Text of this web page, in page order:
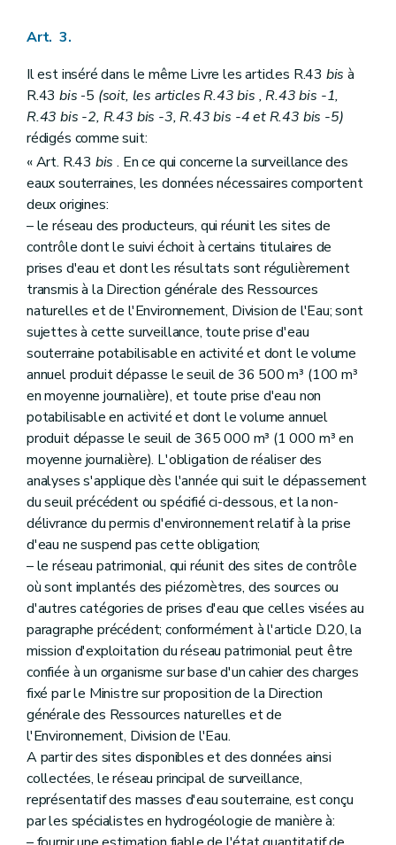
Art. 3.
Il est inséré dans le même Livre les articles R.43 bis à
R.43bis -5 (soit, les articles R.43bis , R.43bis -1,
R.43bis -2, R.43 bis -3, R.43bis -4 et R.43 bis -5)
rédigés comme suit:
« Art. R.43 bis . En ce qui concerne la surveillance des
eaux souterraines, les données nécessaires comportent
deux origines:
– le réseau des producteurs, qui réunit les sites de
contrôle dont le suivi échoit à certains titulaires de
prises d'eau et dont les résultats sont régulièrement
transmis à la Direction générale des Ressources
naturelles et de l'Environnement, Division de l'Eau; sont
sujettes à cette surveillance, toute prise d'eau
souterraine potabilisable en activité et dont le volume
annuel produit dépasse le seuil de 36 500 m³ (100 m³
en moyenne journalière), et toute prise d'eau non
potabilisable en activité et dont le volume annuel
produit dépasse le seuil de 365 000 m³ (1 000 m³ en
moyenne journalière). L'obligation de réaliser des
analyses s'applique dès l'année qui suit le dépassement
du seuil précédent ou spécifié ci-dessous, et la non-
délivrance du permis d'environnement relatif à la prise
d'eau ne suspend pas cette obligation;
– le réseau patrimonial, qui réunit des sites de contrôle
où sont implantés des piézomètres, des sources ou
d'autres catégories de prises d'eau que celles visées au
paragraphe précédent; conformément à l'article D.20, la
mission d'exploitation du réseau patrimonial peut être
confiée à un organisme sur base d'un cahier des charges
fixé par le Ministre sur proposition de la Direction
générale des Ressources naturelles et de
l'Environnement, Division de l'Eau.
A partir des sites disponibles et des données ainsi
collectées, le réseau principal de surveillance,
représentatif des masses d'eau souterraine, est conçu
par les spécialistes en hydrogéologie de manière à: